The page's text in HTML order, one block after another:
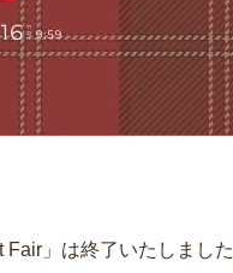
Fair」は終了いたしました